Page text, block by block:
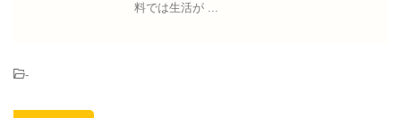
料では生活が ...
-